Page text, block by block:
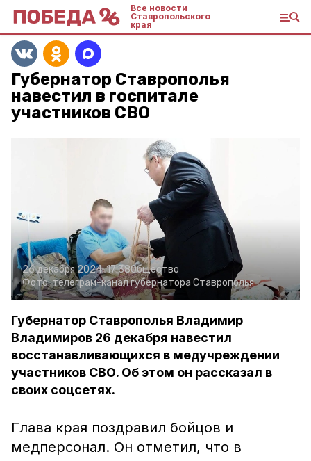
Все новости
Ставропольского
края
Губернатор Ставрополья
навестил в госпитале
участников СВО
26 декабря 2024, 17:38Общество
Фото:телеграм-канал губернатора Ставрополья
Губернатор Ставрополья Владимир
Владимиров 26 декабря навестил
восстанавливающихся в медучреждении
участников СВО. Об этом он рассказал в
своих соцсетях.
Глава края поздравил бойцов и
медперсонал. Он отметил, что в